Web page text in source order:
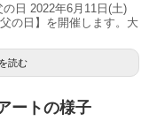
日 2022年6月11日(土)
の日】を開催します。大
読む
ートの様子